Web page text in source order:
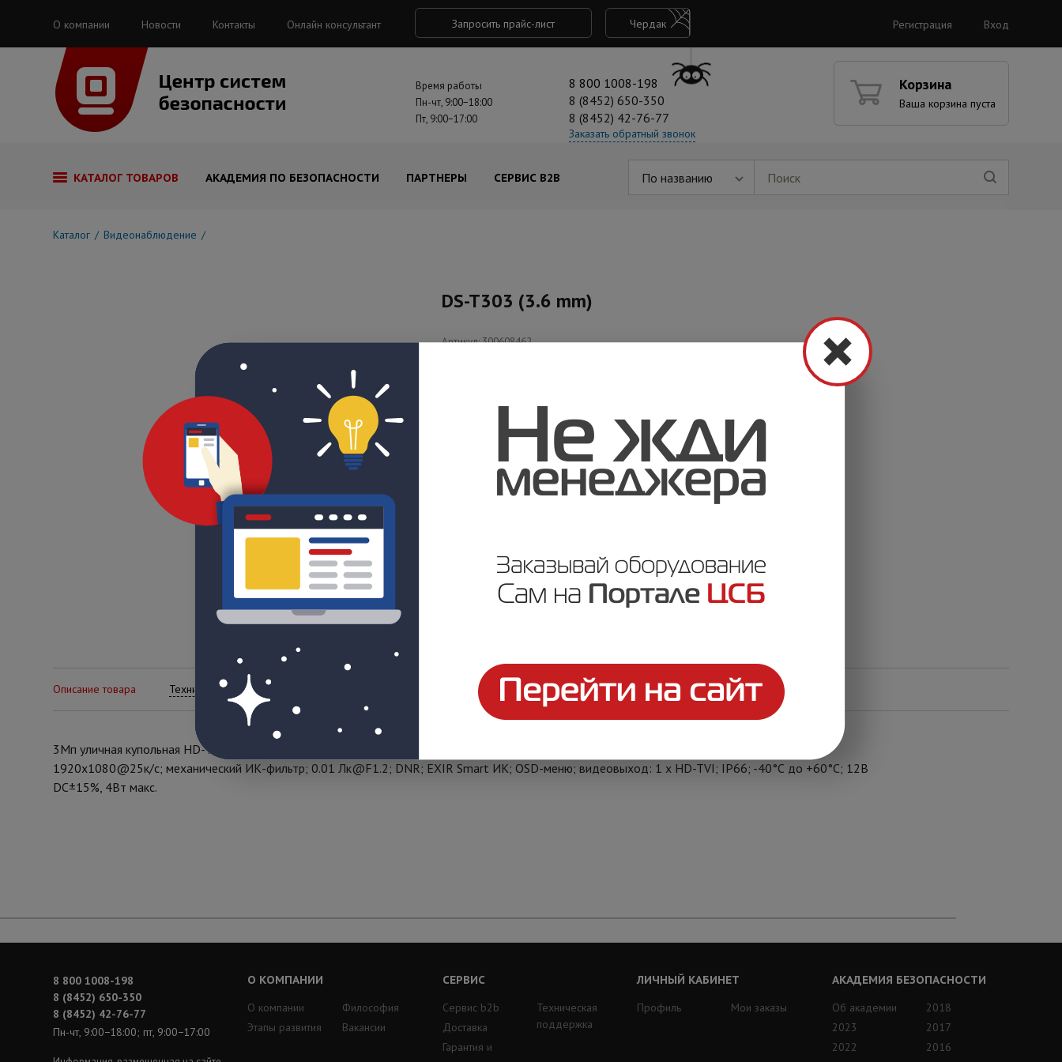
О компании Новости Контакты Онлайн консультант Запросить прайс-лист Чердак Регистрация Вход
Время работы
Пн-чт, 9:00−18:00
Пт, 9:00−17:00
8 800 1008-198
8 (8452) 650-350
8 (8452) 42-76-77
Заказать обратный звонок
Корзина
Ваша корзина пуста
КАТАЛОГ ТОВАРОВ АКАДЕМИЯ ПО БЕЗОПАСНОСТИ ПАРТНЕРЫ СЕРВИС B2B По названию
Каталог Видеонаблюдение
DS-T303 (3.6 mm)
Артикул: 300608462
Описание товара Технические характеристики
3Мп уличная купольная HD-TVI камера с ИК-подсветкой до 20м 1/3" CMOS матрица; объектив 3.6мм; угол обзора 67.8°; 1920x1536@18к/с,
1920x1080@25к/с; механический ИК-фильтр; 0.01 Лк@F1.2; DNR; EXIR Smart ИК; OSD-меню; видеовыход: 1 х HD-TVI; IP66; -40°С до +60°С; 12В
DC±15%, 4Вт макс.
8 800 1008-198
8 (8452) 650-350
8 (8452) 42-76-77
Пн-чт, 9:00−18:00; пт, 9:00−17:00
О КОМПАНИИ
О компании
Этапы развития
Философия
Вакансии
СЕРВИС
Сервис b2b
Доставка
Гарантия и
Техническая
поддержка
ЛИЧНЫЙ КАБИНЕТ
Профиль
Мои заказы
АКАДЕМИЯ БЕЗОПАСНОСТИ
Об академии
2023
2022
2018
2017
2016